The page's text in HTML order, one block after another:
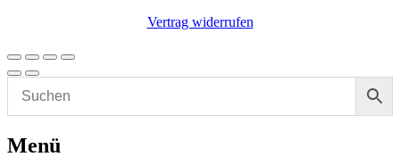
Vertrag widerrufen
Menü